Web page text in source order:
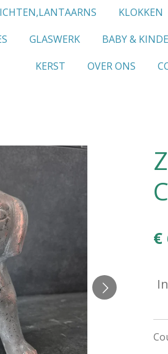
KLOKKEN
GLASWERK BABY &
KERST
OVER ONS
€